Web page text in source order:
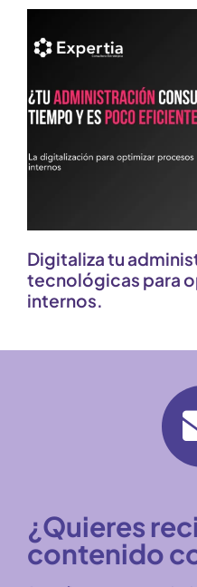
Digitaliza tu
tecnológicas para
internos.
¿Quieres
contenido